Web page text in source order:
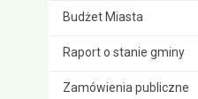
Budżet Miasta
Raport o stanie gminy
Zamówienia publiczne